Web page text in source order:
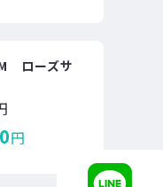
ローズサ
円